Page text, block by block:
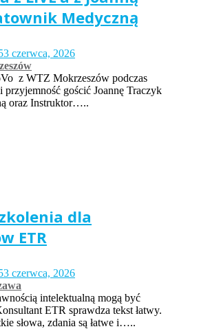
Medyczną
3 czerwca, 2026
z WTZ Mokrzeszów podczas
gościć Joannę Traczyk
oraz Instruktor…..
dla
ETR
3 czerwca, 2026
intelektualną mogą być
ETR sprawdza tekst łatwy.
słowa, zdania są łatwe i…..